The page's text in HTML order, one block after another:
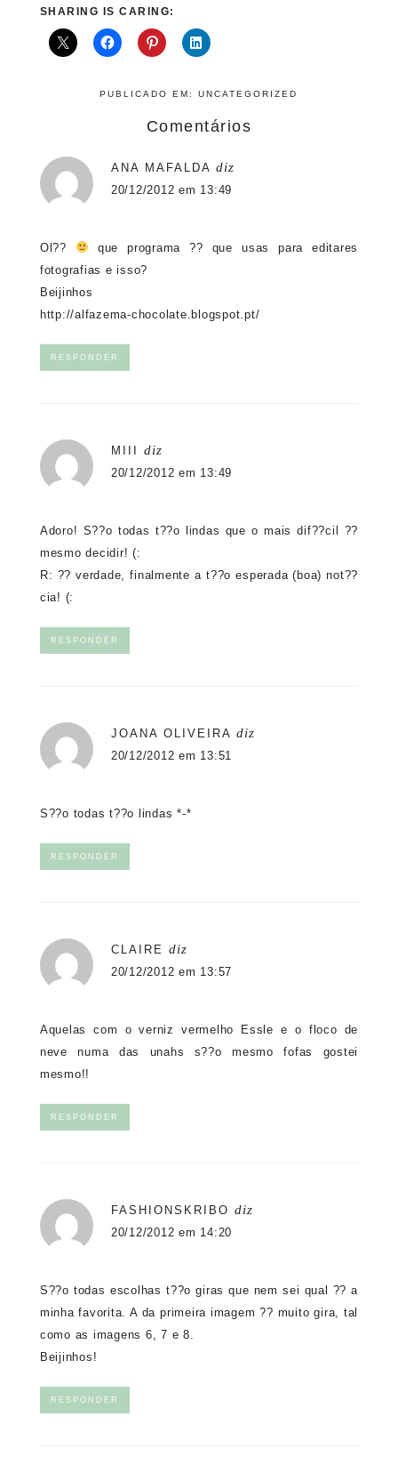
SHARING IS CARING:
PUBLICADO EM:UNCATEGORIZED
Comentários
ANA MAFALDA diz
20/12/2012 em 13:49
Ol??
que programa ?? que usas para editares
fotografias e isso?
Beijinhos
http://alfazema-chocolate.blogspot.pt/
RESPONDER
MIII diz
20/12/2012 em 13:49
Adoro! S??o todas t??o lindas que o mais dif??cil ??
mesmo decidir! (:
R: ?? verdade, finalmente a t??o esperada (boa) not??
cia! (:
RESPONDER
JOANA OLIVEIRA diz
20/12/2012 em 13:51
S??o todas t??o lindas *-*
RESPONDER
CLAIRE diz
20/12/2012 em 13:57
Aquelas com o verniz vermelho Essle e o floco de
neve numa das unahs s??o mesmo fofas gostei
mesmo!!
RESPONDER
FASHIONSKRIBO diz
20/12/2012 em 14:20
S??o todas escolhas t??o giras que nem sei qual ?? a
minha favorita. A da primeira imagem ?? muito gira, tal
como as imagens 6, 7 e 8.
Beijinhos!
RESPONDER